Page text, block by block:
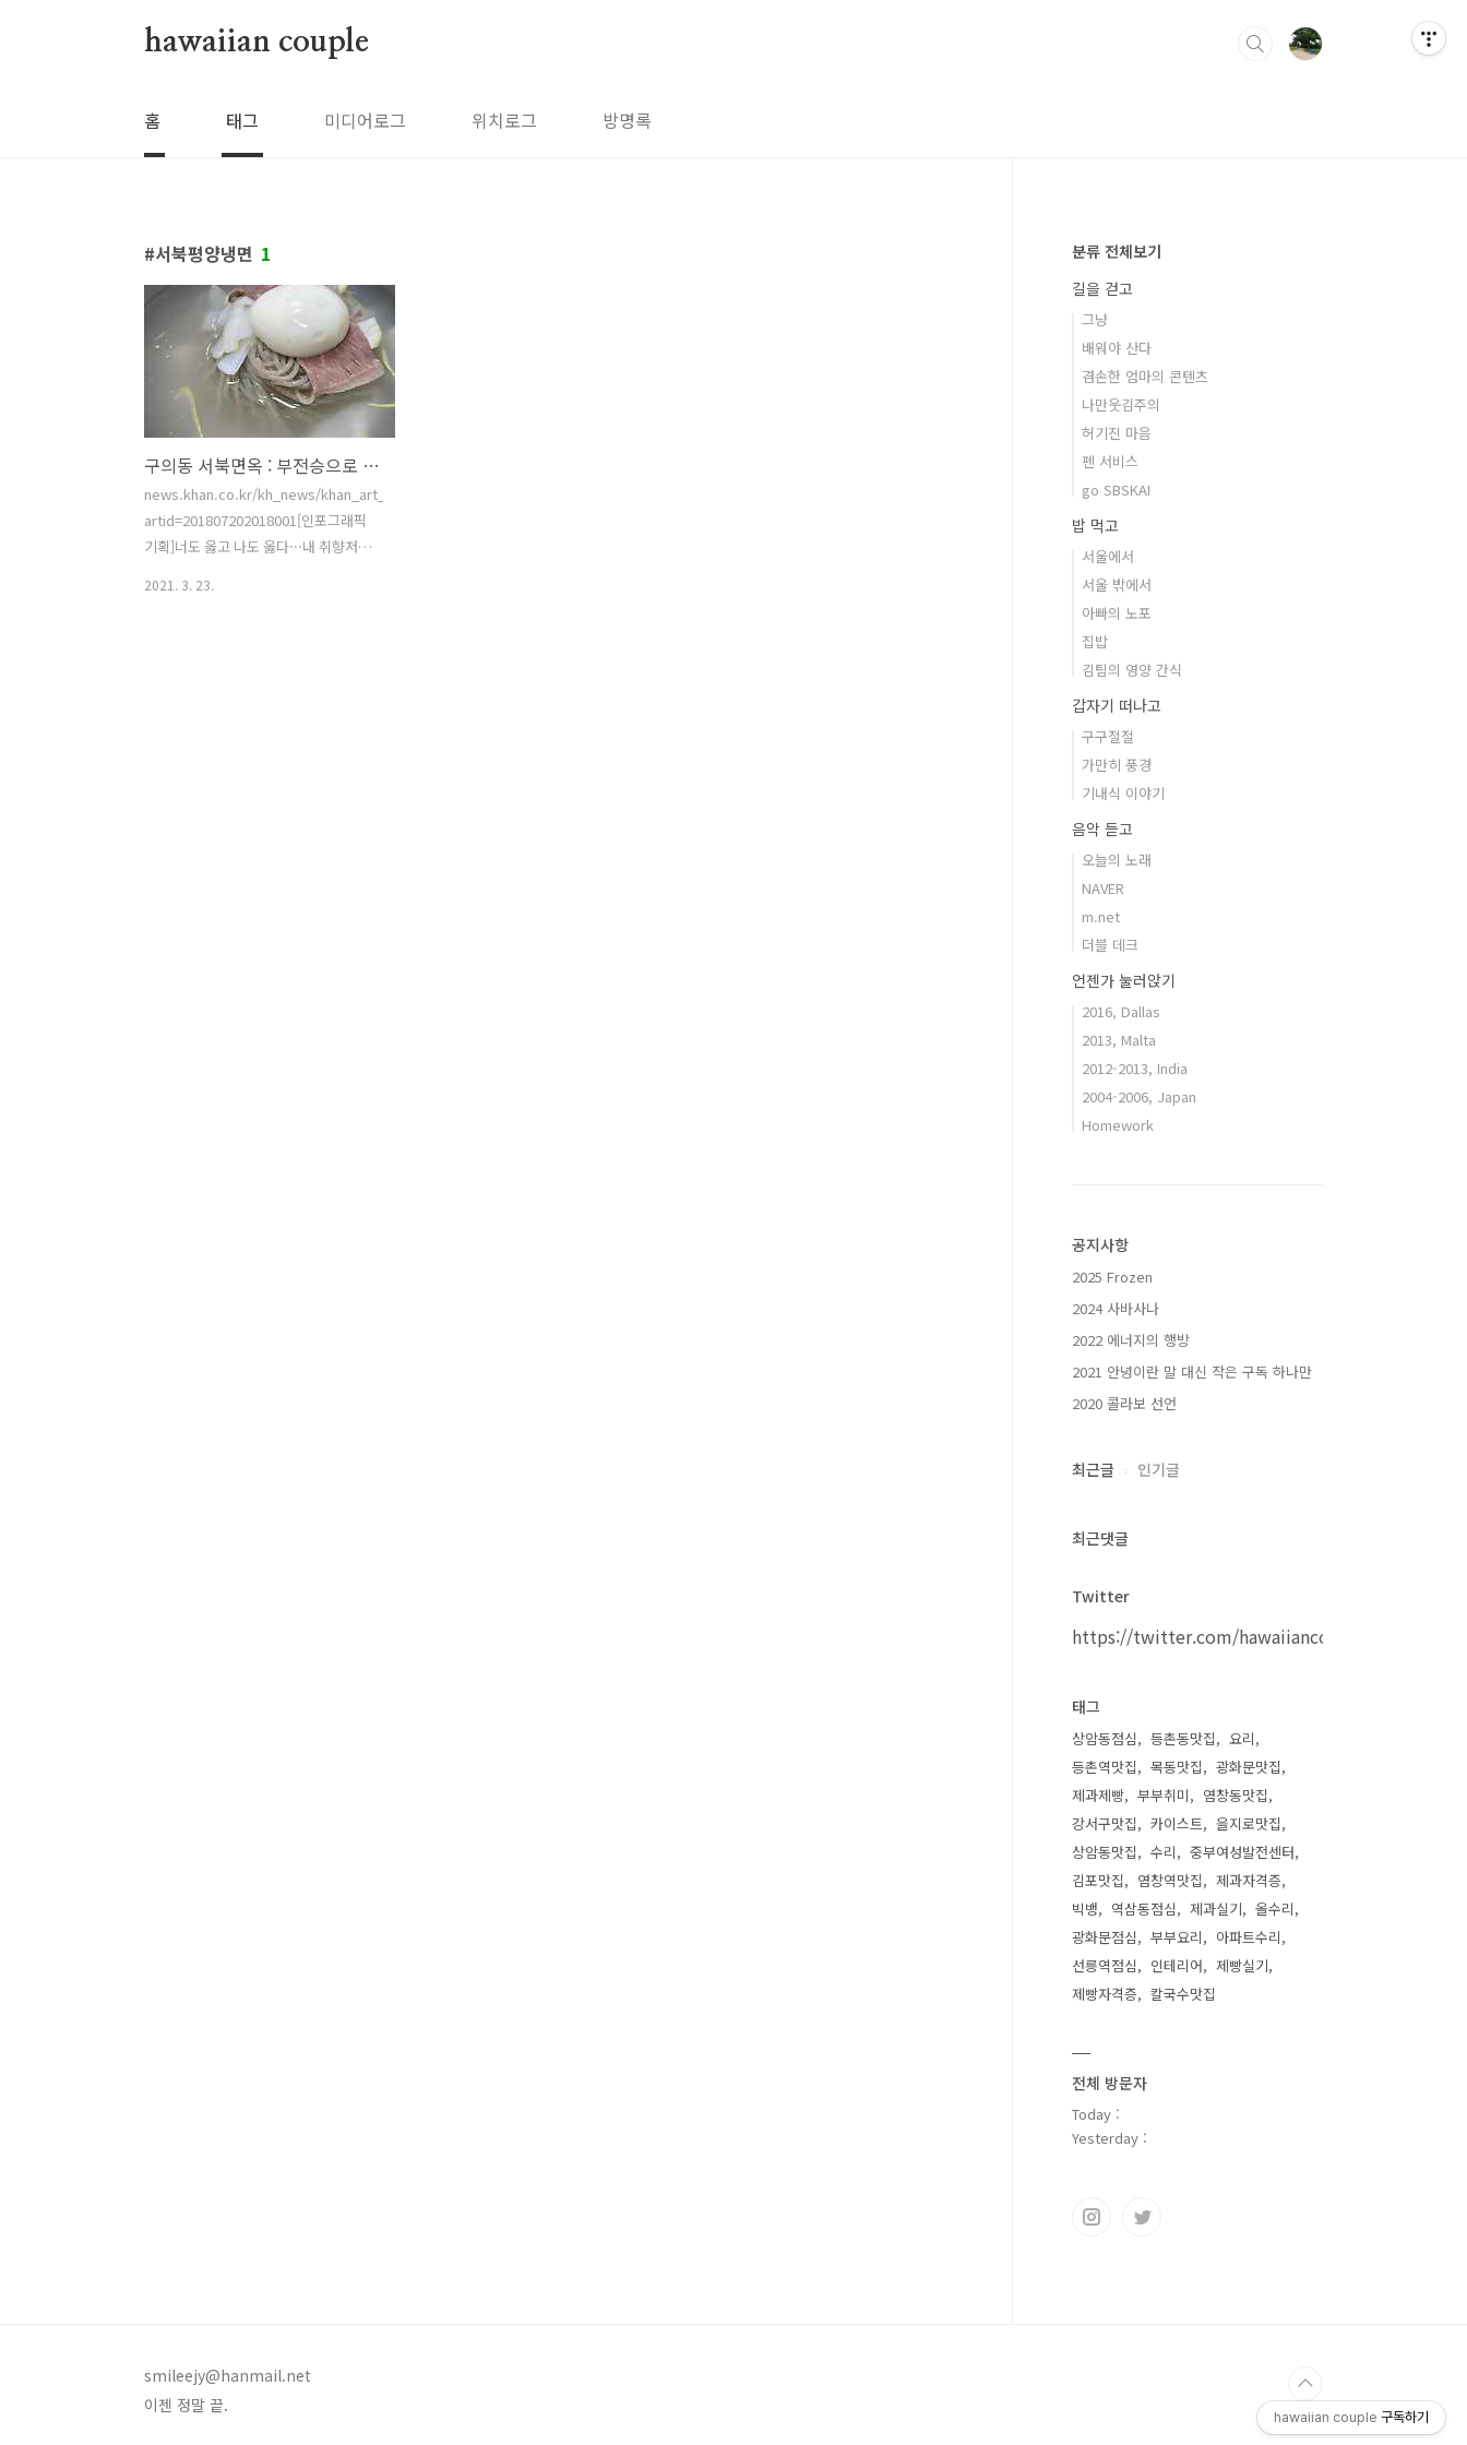
hawaiian couple
홈 태그 미디어로그 위치로그 방명록
서북평양냉면 1
구의동 서북면옥 : 부전승으로 결승에 진출합니다. 브라보!
news.khan.co.kr/kh_news/khan_art_view.html?
artid=201807202018001[인포그래픽
기획]너도 옳고 나도 옳다···내 취향저격
2021. 3. 23.
분류 전체보기
길을 걷고
그냥
배워야 산다
겸손한 엄마의 콘텐츠
나만웃김주의
허기진 마음
펜 서비스
go SBSKAI
밥 먹고
서울에서
서울 밖에서
아빠의 노포
집밥
김팀의 영양 간식
갑자기 떠나고
구구절절
가만히 풍경
기내식 이야기
음악 듣고
오늘의 노래
NAVER
m.net
더블 데크
언젠가 눌러앉기
2016, Dallas
2013, Malta
2012-2013, India
2004-2006, Japan
Homework
공지사항
2025 Frozen
2024 사바사나
2022 에너지의 행방
2021 안녕이란 말 대신 작은 구독 하나만
2020 콜라보 선언
최근글 인기글
최근댓글
Twitter
https://twitter.com/hawaiiancouple
태그
상암동점심 등촌동맛집
요리
등촌역맛집
목동맛집
광화문맛집
제과제빵
부부취미
염창동맛집
강서구맛집
카이스트
을지로맛집
상암동맛집
수리
중부여성발전센터
김포맛집
염창역맛집
제과자격증
빅뱅
역삼동점심 제과실기
올수리
광화문점심
부부요리
아파트수리
선릉역점심
인테리어
제빵실기
제빵자격증
칼국수맛집
전체 방문자
Today :
Yesterday :
smileejy@hanmail.net
이젠 정말 끝.
hawaiian couple 구독하기